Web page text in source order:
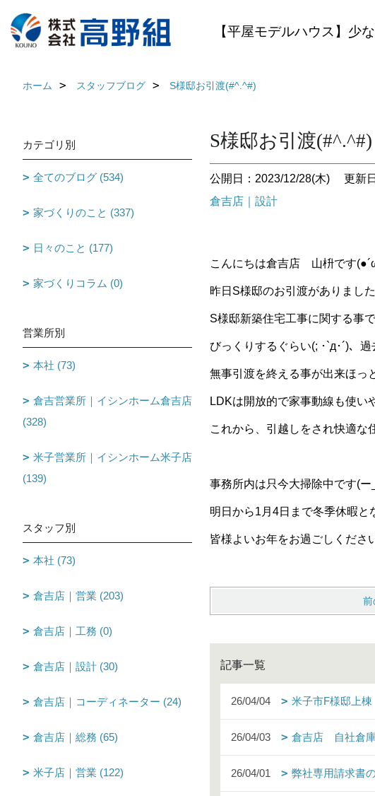
【平屋モデルハウス】少
ホーム スタッフブログ S様邸お引渡(#^.^#)
S様邸お引渡(#^.^#)
公開日：2023/12/28(木) 更新
倉吉店｜設計
こんにちは倉吉店 山枡です
昨日S様邸のお引渡がありました
S様邸新築住宅工事に関する事
びっくりするぐらい(; ･`д･´)、
無事引渡を終える事が出来ほっ
LDKは開放的で家事動線も使い
これから、引越しをされ快適な
事務所内は只今大掃除中です(ー
明日から1月4日まで冬季休暇と
皆様よいお年をお過ごしくださ
前
記事一覧
26/04/04 米子市F様邸上棟
26/04/03 倉吉店 自社倉庫
26/04/01 弊社専用請求書
カテゴリ別
全てのブログ (534)
家づくりのこと (337)
日々のこと (177)
家づくりコラム (0)
営業所別
本社 (73)
倉吉営業所｜イシンホーム倉吉店
(328)
米子営業所｜イシンホーム米子店
(139)
スタッフ別
本社 (73)
倉吉店｜営業 (203)
倉吉店｜工務 (0)
倉吉店｜設計 (30)
倉吉店｜コーディネーター (24)
倉吉店｜総務 (65)
米子店｜営業 (122)